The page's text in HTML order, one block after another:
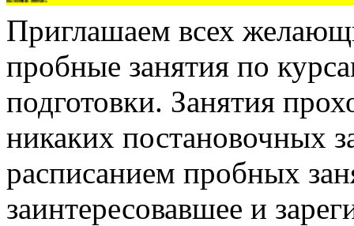
Приглашаем всех
пробные занятия по
подготовки. Занятия
никаких постановочных
расписанием пробных
заинтересовавшее и